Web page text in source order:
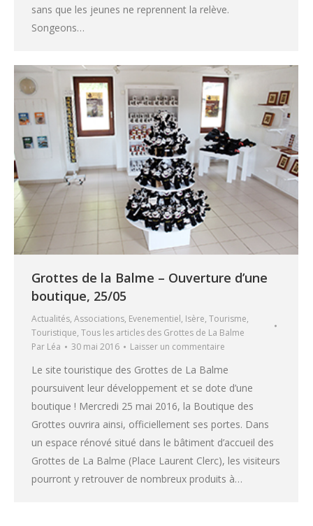
sans que les jeunes ne reprennent la relève.
Songeons…
Grottes de la Balme – Ouverture d’une
boutique, 25/05
Actualités, Associations, Evenementiel, Isère, Tourisme,
Touristique, Tous les articles des Grottes de La Balme
Par Léa 30 mai 2016 Laisser un commentaire
Le site touristique des Grottes de La Balme
poursuivent leur développement et se dote d’une
boutique ! Mercredi 25 mai 2016, la Boutique des
Grottes ouvrira ainsi, officiellement ses portes. Dans
un espace rénové situé dans le bâtiment d’accueil des
Grottes de La Balme (Place Laurent Clerc), les visiteurs
pourront y retrouver de nombreux produits à…